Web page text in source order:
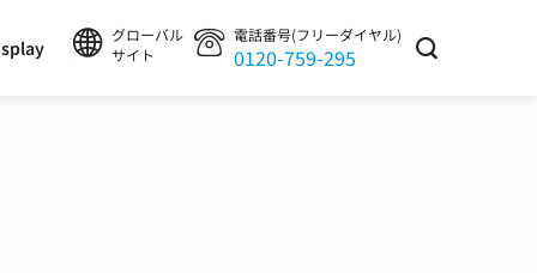
グローバル
サイト
電話番号(フリーダイヤル)
0120-759-295